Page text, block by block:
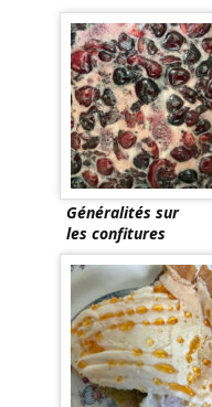
Généralités sur
les confitures